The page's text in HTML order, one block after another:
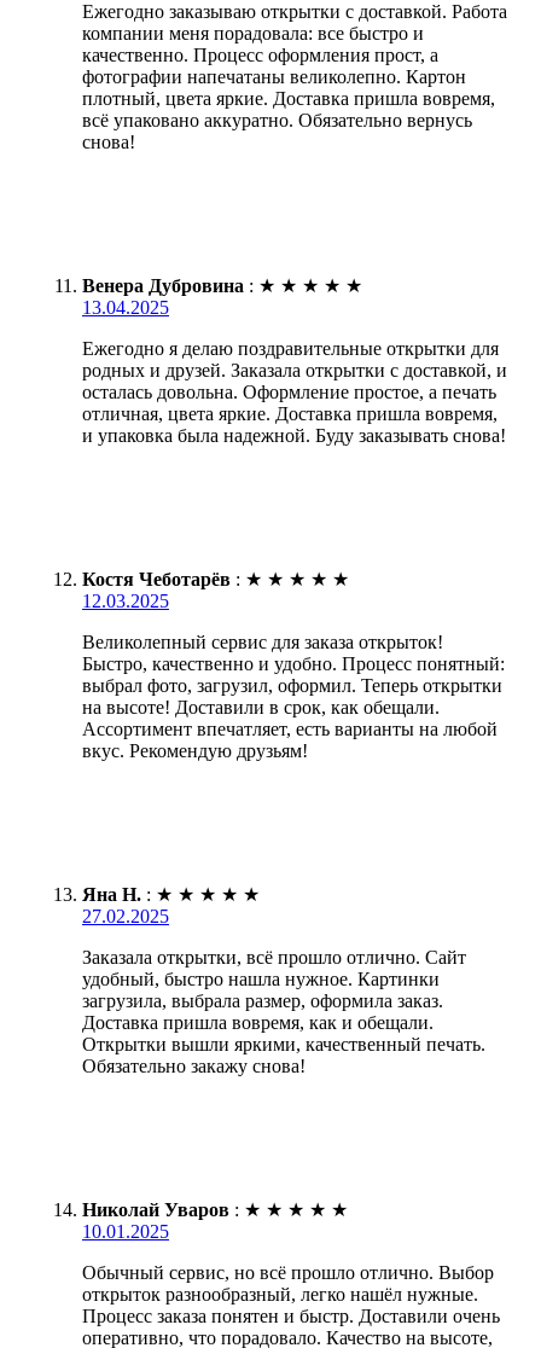
Ежегодно заказываю открытки с доставкой. Работа
компании меня порадовала: все быстро и
качественно. Процесс оформления прост, а
фотографии напечатаны великолепно. Картон
плотный, цвета яркие. Доставка пришла вовремя,
всё упаковано аккуратно. Обязательно вернусь
снова!
Венера Дубровина : ★ ★ ★ ★ ★
13.04.2025
Ежегодно я делаю поздравительные открытки для
родных и друзей. Заказала открытки с доставкой, и
осталась довольна. Оформление простое, а печать
отличная, цвета яркие. Доставка пришла вовремя,
и упаковка была надежной. Буду заказывать снова!
Костя Чеботарёв : ★ ★ ★ ★ ★
12.03.2025
Великолепный сервис для заказа открыток!
Быстро, качественно и удобно. Процесс понятный:
выбрал фото, загрузил, оформил. Теперь открытки
на высоте! Доставили в срок, как обещали.
Ассортимент впечатляет, есть варианты на любой
вкус. Рекомендую друзьям!
Яна Н. : ★ ★ ★ ★ ★
27.02.2025
Заказала открытки, всё прошло отлично. Сайт
удобный, быстро нашла нужное. Картинки
загрузила, выбрала размер, оформила заказ.
Доставка пришла вовремя, как и обещали.
Открытки вышли яркими, качественный печать.
Обязательно закажу снова!
Николай Уваров : ★ ★ ★ ★ ★
10.01.2025
Обычный сервис, но всё прошло отлично. Выбор
открыток разнообразный, легко нашёл нужные.
Процесс заказа понятен и быстр. Доставили очень
оперативно, что порадовало. Качество на высоте,